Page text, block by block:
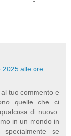
2025 alle ore
tuo commento e
quelle che ci
di nuovo.
in un mondo in
se